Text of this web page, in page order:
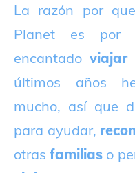
La razón por
Planet es por
encantado viajar
últimos años
mucho, así que
para ayudar,
otrasfamilias o